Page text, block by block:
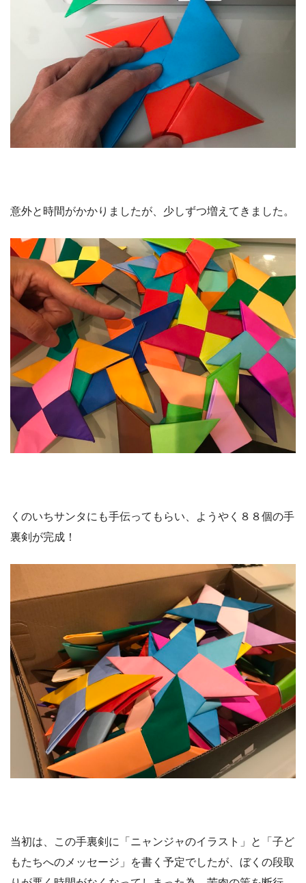
意外と時間がかかりましたが、少しずつ増えてきました。
くのいちサンタにも手伝ってもらい、ようやく８８個の手
裏剣が完成！
当初は、この手裏剣に「ニャンジャのイラスト」と「子ど
もたちへのメッセージ」を書く予定でしたが、ぼくの段取